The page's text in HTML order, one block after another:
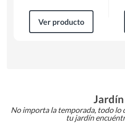
Ver producto
Jardín
No importa la temporada, todo lo
tu jardín